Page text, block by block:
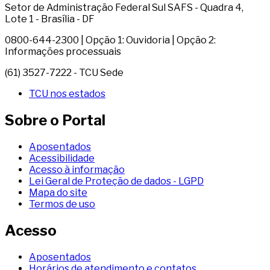
Setor de Administração Federal Sul SAFS - Quadra 4,
Lote 1 - Brasília - DF
0800-644-2300 | Opção 1: Ouvidoria | Opção 2:
Informações processuais
(61) 3527-7222 - TCU Sede
TCU nos estados
Sobre o Portal
Aposentados
Acessibilidade
Acesso à informação
Lei Geral de Proteção de dados - LGPD
Mapa do site
Termos de uso
Acesso
Aposentados